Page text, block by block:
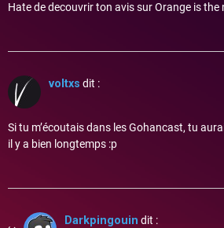
Hate de decouvrir ton avis sur Orange is the
voltxs dit :
Si tu m’écoutais dans les Gohancast, tu
il y a bien longtemps :p
Darkpingouin dit :